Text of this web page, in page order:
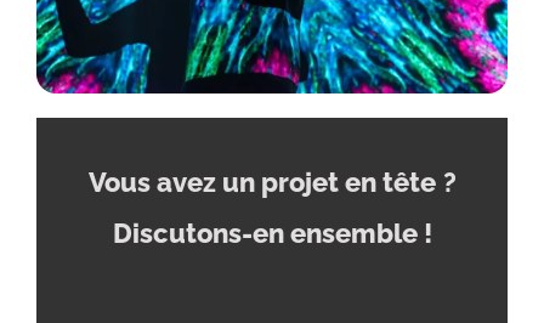
Vous avez un projet en tête ?
Discutons-en ensemble !